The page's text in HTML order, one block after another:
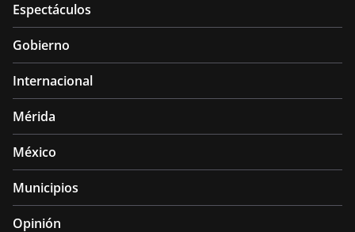
Espectáculos
Gobierno
Internacional
Mérida
México
Municipios
Opinión